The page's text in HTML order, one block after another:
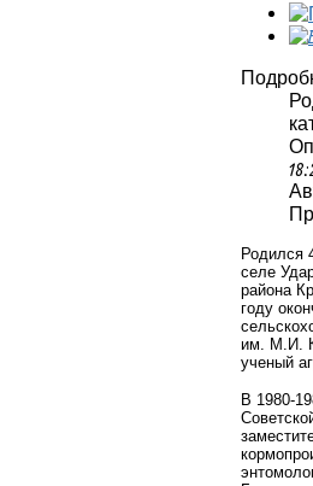
Родился
селе
района
году
им. М.И.
ученый
В 1980-